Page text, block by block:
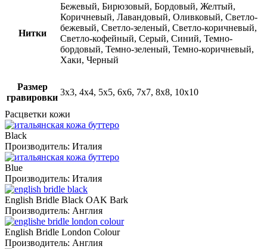
Нитки
Бежевый, Бирюзовый, Бордовый, Желтый,
Коричневый, Лавандовый, Оливковый, Светло-
бежевый, Светло-зеленый, Светло-коричневый,
Светло-кофейный, Серый, Синий, Темно-
бордовый, Темно-зеленый, Темно-коричневый,
Хаки, Черный
Размер
гравировки
3х3, 4х4, 5х5, 6х6, 7х7, 8х8, 10х10
Расцветки кожи
Black
Производитель: Италия
Blue
Производитель: Италия
English Bridle Black OAK Bark
Производитель: Англия
English Bridle London Colour
Производитель: Англия